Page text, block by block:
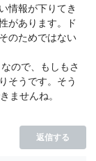
情報が下りてき
があります。ド
のためではない
ので、もしもさ
そうです。そう
ませんね。
返信する